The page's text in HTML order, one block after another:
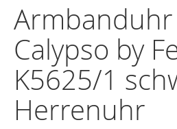
Armbanduhr
Calypso by
K5625/1
Herrenuhr